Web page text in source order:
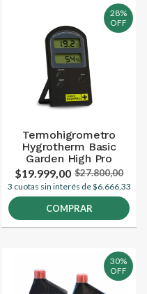
28%
OFF
Termohigrometro
Hygrotherm Basic
Garden High Pro
$19.999,00 $27.800,00
3 cuotas sin interés de $6.666,33
COMPRAR
30%
OFF